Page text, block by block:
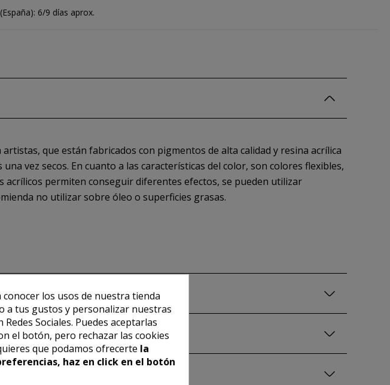
6/9 días aprox.
que están fabricados con pigmentos de alta calidad y resina acrílica
vez secos. En cuanto a las características del color, son colores flexibles,
acrílicos permiten conseguir diferentes efectos, se pueden utilizar
no utilizar sobre óleo o superficies grasas.
los usos de nuestra tienda
a tus gustos y personalizar nuestras
Sociales. Puedes aceptarlas
el botón, pero rechazar las cookies
que podamos ofrecerte la
haz en click en el botón